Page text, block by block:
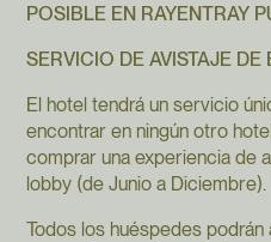
POSIBLE EN RAYENTRAY
SERVICIO DE AVISTAJE
El hotel tendrá un servicio
encontrar en ningún otro
comprar una experiencia de
lobby (de Junio a Diciembre).
Todos los huéspedes